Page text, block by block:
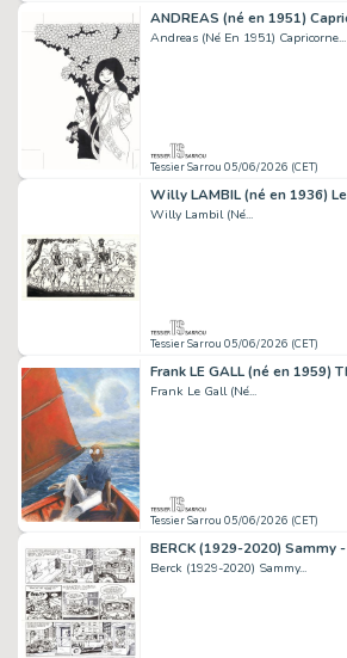
Andreas (Né En 1951) Capricorne...
Tessier Sarrou 05/06/2026 (CET)
Willy Lambil (Né...
Tessier Sarrou 05/06/2026 (CET)
Frank Le Gall (Né...
Tessier Sarrou 05/06/2026 (CET)
Berck (1929-2020) Sammy...